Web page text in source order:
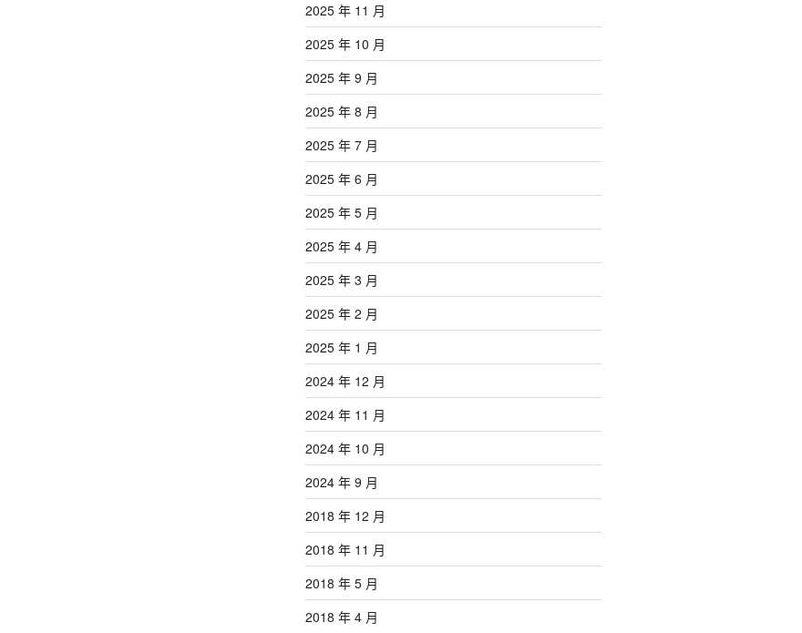
2025 年 11 月
2025 年 10 月
2025 年 9 月
2025 年 8 月
2025 年 7 月
2025 年 6 月
2025 年 5 月
2025 年 4 月
2025 年 3 月
2025 年 2 月
2025 年 1 月
2024 年 12 月
2024 年 11 月
2024 年 10 月
2024 年 9 月
2018 年 12 月
2018 年 11 月
2018 年 5 月
2018 年 4 月